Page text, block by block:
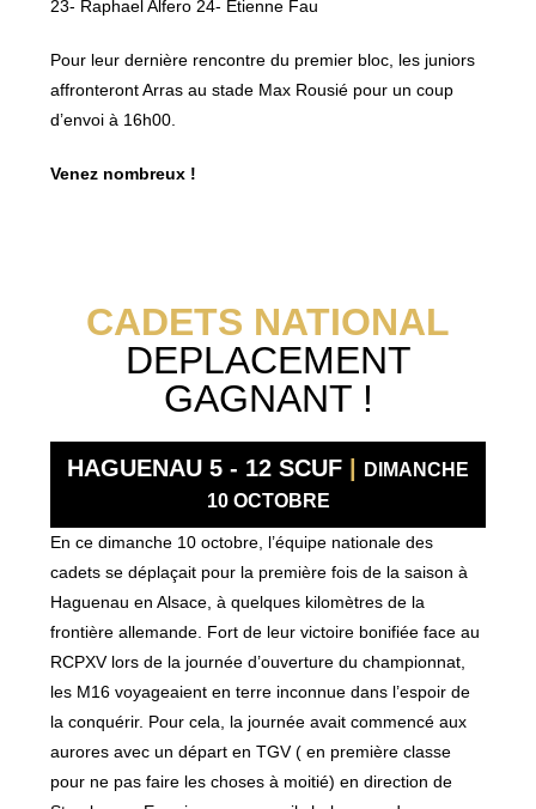
23- Raphael Alfero 24- Etienne Fau
Pour leur dernière rencontre du premier bloc, les juniors
affronteront Arras au stade Max Rousié pour un coup
d’envoi à 16h00.
Venez nombreux !
CADETS NATIONAL
DEPLACEMENT
GAGNANT !
HAGUENAU 5 - 12 SCUF |
DIMANCHE
10 OCTOBRE
En ce dimanche 10 octobre, l’équipe nationale des
cadets se déplaçait pour la première fois de la saison à
Haguenau en Alsace, à quelques kilomètres de la
frontière allemande. Fort de leur victoire bonifiée face au
RCPXV lors de la journée d’ouverture du championnat,
les M16 voyageaient en terre inconnue dans l’espoir de
la conquérir. Pour cela, la journée avait commencé aux
aurores avec un départ en TGV ( en première classe
pour ne pas faire les choses à moitié) en direction de